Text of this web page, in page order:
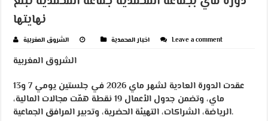
نهايتها
الشروق المغربية اخبار المحمدية Leave a comment
الشروق المغربية
عقدت الدورة العادية لشهر ماي 2026 في جلستين يومي 7 و13
ماي، وتضمن جدول الأعمال 19 نقطة همّت مجالات المالية،
الرياضة، الشراكات، التهيئة الحضرية، وتدبير المرافق الجماعية.